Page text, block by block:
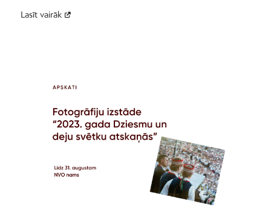
Lasīt vairāk